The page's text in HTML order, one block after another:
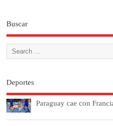
Buscar
Deportes
Paraguay cae con